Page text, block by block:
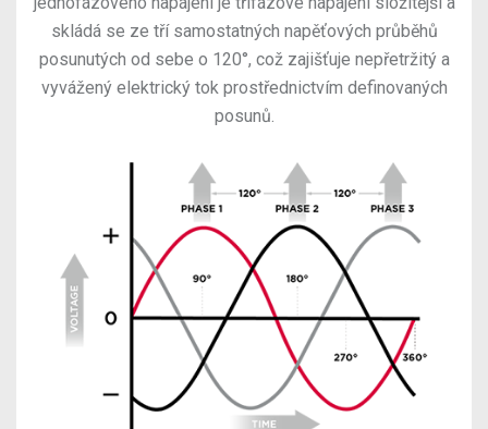
skládá se ze tří samostatných napěťových průběhů
posunutých od sebe o 120°, což zajišťuje nepřetržitý a
vyvážený elektrický tok prostřednictvím definovaných
posunů.